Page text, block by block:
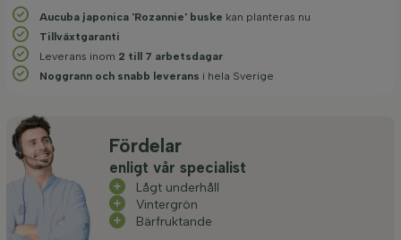
Aucuba japonica 'Rozannie' buske kan planteras nu
Tillväxtgaranti
Leverans inom 2 till 7 arbetsdagar
Noggrann och snabb leverans i hela Sverige
Fördelar
enligt vår specialist
Lågt underhåll
Vintergrön
Bärfruktande